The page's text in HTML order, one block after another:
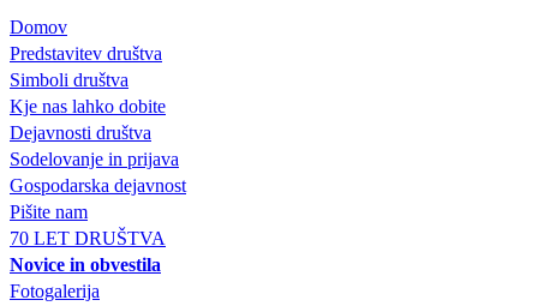
Domov
Predstavitev društva
Simboli društva
Kje nas lahko dobite
Dejavnosti društva
Sodelovanje in prijava
Gospodarska dejavnost
Pišite nam
70 LET DRUŠTVA
Novice in obvestila
Fotogalerija